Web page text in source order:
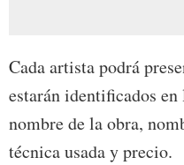
Cada artista podrá
estarán identificados
nombre de la obra,
técnica usada y precio.